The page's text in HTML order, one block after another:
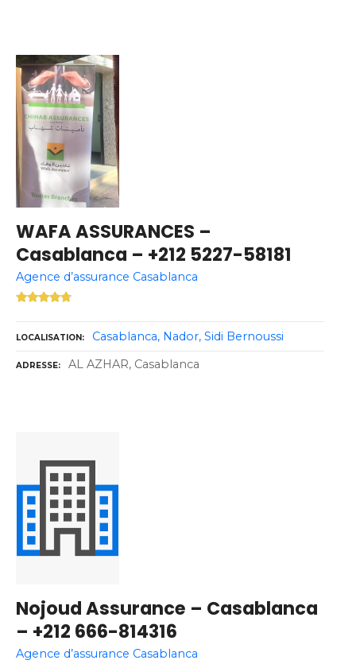
WAFA ASSURANCES –
Casablanca – +212 5227-58181
Agence d’assurance Casablanca
LOCALISATION Casablanca Nador Sidi Bernoussi
ADRESSE AL AZHAR, Casablanca
Nojoud Assurance – Casablanca
– +212 666-814316
Agence d’assurance Casablanca